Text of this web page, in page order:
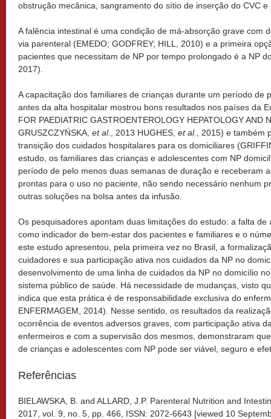
obstrução mecânica, sangramento do sítio de inserção do CVC e
A falência intestinal é uma condição de má-absorção grave com
via parenteral (EMEDO; GODFREY; HILL, 2010) e a primeira
pacientes que necessitam de NP por tempo prolongado é a NP
2017).
A capacitação dos familiares de crianças durante um período de
antes da alta hospitalar mostrou bons resultados nos países da
FOR PAEDIATRIC GASTROENTEROLOGY HEPATOLOGY AND
GRUSZCZYŃSKA, et al., 2013 HUGHES, et al., 2015) e também
transição dos cuidados hospitalares para os domiciliares
estudo, os familiares das crianças e adolescentes com NP
período de pelo menos duas semanas de duração e receberam
prontas para o uso no paciente, não sendo necessário nenhum
outras soluções na bolsa antes da infusão.
Os pesquisadores apontam duas limitações do estudo: a falta de
como indicador de bem-estar dos pacientes e familiares e o
este estudo apresentou, pela primeira vez no Brasil, a
cuidadores e sua participação ativa nos cuidados da NP no
desenvolvimento de uma linha de cuidados da NP no domicílio
sistema público de saúde. Há necessidade de mudanças, visto
indica que esta prática é de responsabilidade exclusiva do
ENFERMAGEM, 2014). Nesse sentido, os resultados da
ocorrência de eventos adversos graves, com participação ativa
enfermeiros e com a supervisão dos mesmos, demonstraram
de crianças e adolescentes com NP pode ser viável, seguro e
Referências
BIELAWSKA, B. and ALLARD, J.P. Parenteral Nutrition and
2017, vol. 9, no. 5, pp. 466, ISSN: 2072-6643 [viewed 10